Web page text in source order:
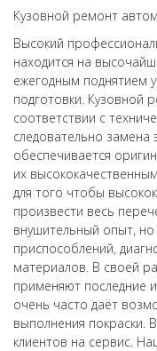
Кузовной ремонт
Высокий
находится на
ежегодным поднятием
подготовки. Кузовной
соответствии с
следовательно
обеспечивается
их
для того чтобы
произвести весь
внушительный опыт,
приспособлений,
материалов. В своей
применяют последние
очень часто даёт
выполнения покраски.
клиентов на сервис.